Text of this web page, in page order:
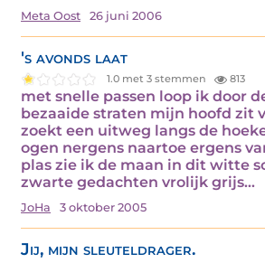
Meta Oost 26 juni 2006
's avonds laat
1.0 met 3 stemmen 813
met snelle passen loop ik door
bezaaide straten mijn hoofd zit
zoekt een uitweg langs de
ogen nergens naartoe ergens
plas zie ik de maan in dit witte
zwarte gedachten vrolijk grijs…
JoHa 3 oktober 2005
Jij, mijn sleuteldrager.